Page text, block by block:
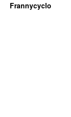
Frannycyclo